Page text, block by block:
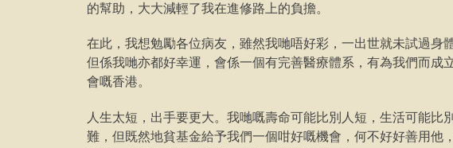
的幫助，大大減輕了我在進修路上的負擔。
在此，我想勉勵各位病友，雖然我哋唔好彩，一出世就未試過身
但係我哋亦都好幸運，會係一個有完善醫療體系，有為我們而成
會嘅香港。
人生太短，出手要更大。我哋嘅壽命可能比別人短，生活可能比
難，但既然地貧基金給予我們一個咁好嘅機會，何不好好善用他